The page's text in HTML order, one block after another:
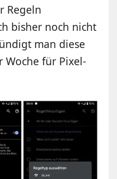
Regeln
bisher noch nicht
man diese
Woche für Pixel-